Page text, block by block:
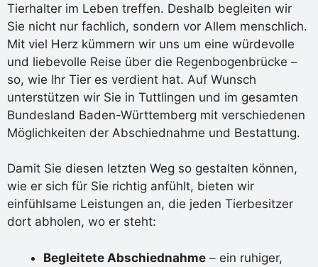
Tierhalter im Leben treffen. Deshalb begleiten wir
Sie nicht nur fachlich, sondern vor Allem menschlich.
Mit viel Herz kümmern wir uns um eine würdevolle
und liebevolle Reise über die Regenbogenbrücke –
so, wie Ihr Tier es verdient hat. Auf Wunsch
unterstützen wir Sie in Tuttlingen und im gesamten
Bundesland Baden-Württemberg mit verschiedenen
Möglichkeiten der Abschiednahme und Bestattung.
Damit Sie diesen letzten Weg so gestalten können,
wie er sich für Sie richtig anfühlt, bieten wir
einfühlsame Leistungen an, die jeden Tierbesitzer
dort abholen, wo er steht:
Begleitete Abschiednahme – ein ruhiger,